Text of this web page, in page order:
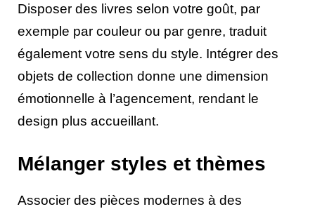
Disposer des livres selon votre goût, par
exemple par couleur ou par genre, traduit
également votre sens du style. Intégrer des
objets de collection donne une dimension
émotionnelle à l’agencement, rendant le
design plus accueillant.
Mélanger styles et thèmes
Associer des pièces modernes à des